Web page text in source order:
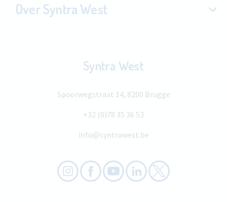
Over Syntra West
Syntra West
Spoorwegstraat 14, 8200 Brugge
+32 (0)78 35 36 53
info@syntrawest.be